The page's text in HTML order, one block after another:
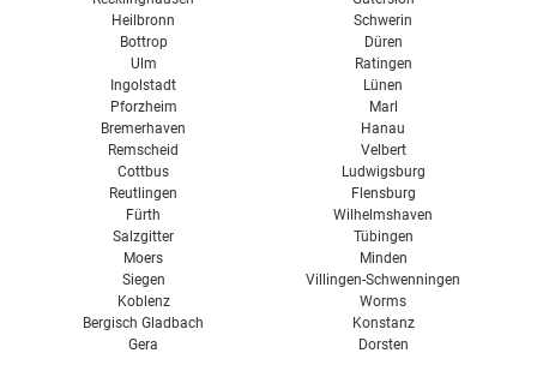
Heilbronn
Bottrop
Ulm
Ingolstadt
Pforzheim
Bremerhaven
Remscheid
Cottbus
Reutlingen
Fürth
Salzgitter
Moers
Siegen
Koblenz
Bergisch Gladbach
Gera
Schwerin
Düren
Ratingen
Lünen
Marl
Hanau
Velbert
Ludwigsburg
Flensburg
Wilhelmshaven
Tübingen
Minden
Villingen-Schwenningen
Worms
Konstanz
Dorsten